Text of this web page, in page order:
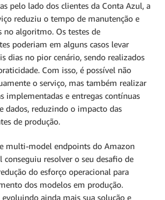
pelo lado dos clientes da Conta Azul, a
reduziu o tempo de manutenção e
no algoritmo. Os testes de
poderiam em alguns casos levar
dias no pior cenário, sendo realizados
Com isso, é possível não
o serviço, mas também realizar
implementadas e entregas contínuas
dados, reduzindo o impacto das
de produção.
multi-model endpoints do Amazon
conseguiu resolver o seu desafio de
do esforço operacional para
dos modelos em produção.
ainda mais sua solução e